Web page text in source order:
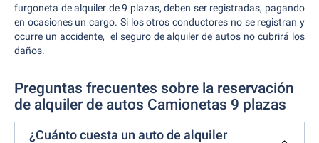
furgoneta de alquiler de 9 plazas, deben ser registradas, pagando
en ocasiones un cargo. Si los otros conductores no se registran y
ocurre un accidente, el seguro de alquiler de autos no cubrirá los
daños.
Preguntas frecuentes sobre la reservación
de alquiler de autos Camionetas 9 plazas
¿Cuánto cuesta un auto de alquiler